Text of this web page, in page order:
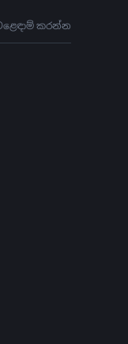
කරන්න